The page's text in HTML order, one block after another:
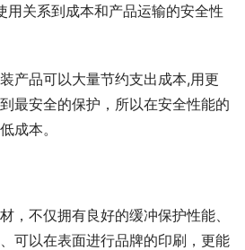
用关系到成本和产品运输的安全性
产品可以大量节约支出成本,用更
最安全的保护，所以在安全性能的
成本。
，不仅拥有良好的缓冲保护性能、
可以在表面进行品牌的印刷，更能